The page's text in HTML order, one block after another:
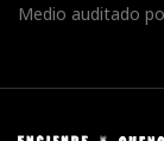
Medio auditado